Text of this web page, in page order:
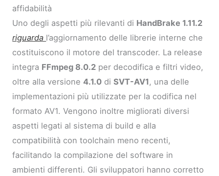
affidabilità
Uno degli aspetti più rilevanti di HandBrake 1.11.2
riguarda l’aggiornamento delle librerie interne che
costituiscono il motore del transcoder. La release
integra FFmpeg 8.0.2 per decodifica e filtri video,
oltre alla versione4.1.0 diSVT-AV1 , una delle
implementazioni più utilizzate per la codifica nel
formato AV1. Vengono inoltre migliorati diversi
aspetti legati al sistema di build e alla
compatibilità con toolchain meno recenti,
facilitando la compilazione del software in
ambienti differenti. Gli sviluppatori hanno corretto